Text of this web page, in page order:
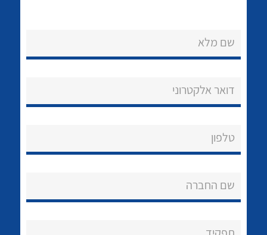
נקודות מכירה
לכל מוצרי היצרן
שם מלא
דואר אלקטרוני
טלפון
שם החברה